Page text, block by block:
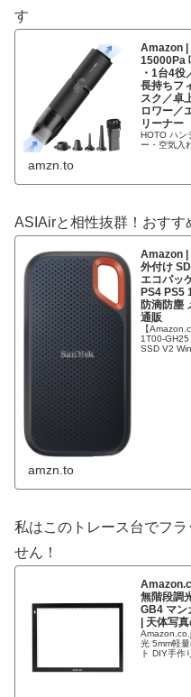
す
Amazon |
15000Pa
・1台4
長持ちフ
スク／卓
ロワー／
リーナー
HOTO ハン
ー・空気入
amzn.to
ASIAirと相性抜群！おすす
Amazon |
外付け
エコパッ
PS4 PS5
防滴防塵
通販
【
1T00-
SSD V2
amzn.to
私はこのトレース台でフ
せん！
無階段調
GB4 マン
| 天体写
光 5mm軽
ト DIY手作